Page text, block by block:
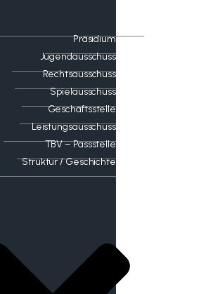
Präsidium
Jugendausschuss
Rechtsausschuss
Spielausschuss
Geschäftsstelle
Leistungsausschuss
TBV – Passstelle
Struktur / Geschichte